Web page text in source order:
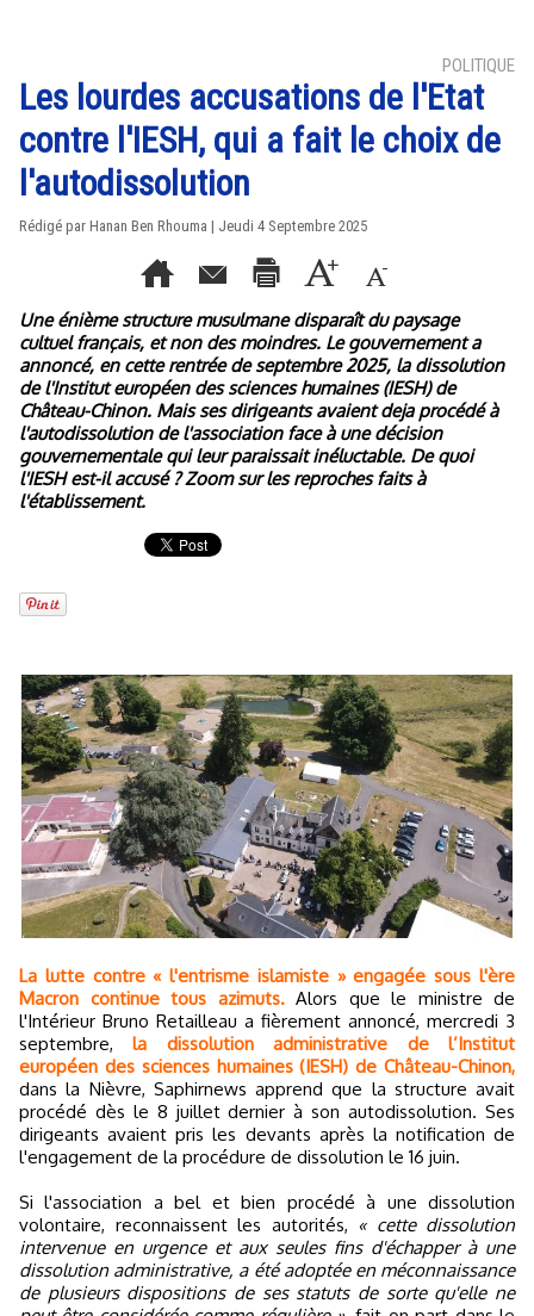
POLITIQUE
Les lourdes accusations de l'Etat
contre l'IESH, qui a fait le choix de
l'autodissolution
Rédigé par Hanan Ben Rhouma | Jeudi 4 Septembre 2025
Une énième structure musulmane disparaît du paysage
cultuel français, et non des moindres. Le gouvernement a
annoncé, en cette rentrée de septembre 2025, la dissolution
de l'Institut européen des sciences humaines (IESH) de
Château-Chinon. Mais ses dirigeants avaient deja procédé à
l'autodissolution de l'association face à une décision
gouvernementale qui leur paraissait inéluctable. De quoi
l'IESH est-il accusé ? Zoom sur les reproches faits à
l'établissement.
La lutte contre « l'entrisme islamiste » engagée sous l'ère
Macron continue tous azimuts.Alors que le ministre de
l'Intérieur Bruno Retailleau a fièrement annoncé, mercredi 3
septembre,la dissolution administrative de l’Institut
européen des sciences humaines (IESH) de Château-Chinon,
dans la Nièvre, Saphirnews apprend que la structure avait
procédé dès le 8 juillet dernier à son autodissolution. Ses
dirigeants avaient pris les devants après la notification de
l'engagement de la procédure de dissolution le 16 juin.
Si l'association a bel et bien procédé à une dissolution
volontaire, reconnaissent les autorités, « cette dissolution
intervenue en urgence et aux seules fins d'échapper à une
dissolution administrative, a été adoptée en méconnaissance
de plusieurs dispositions de ses statuts de sorte qu'elle ne